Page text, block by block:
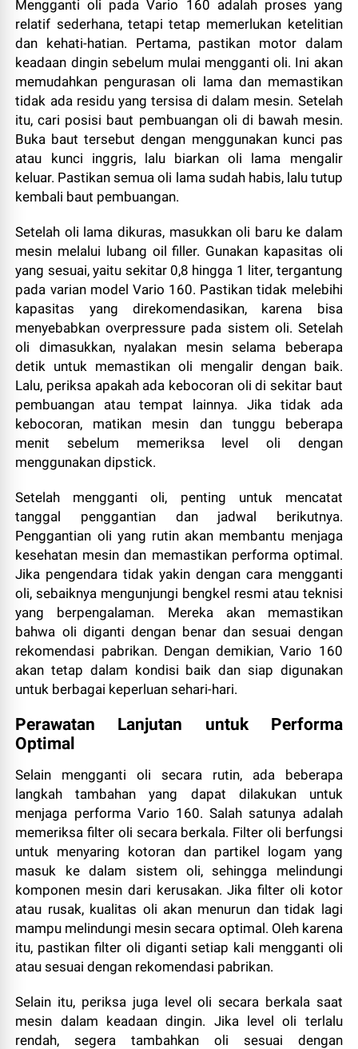
Mengganti oli pada Vario 160 adalah proses yang
relatif sederhana, tetapi tetap memerlukan ketelitian
dan kehati-hatian. Pertama, pastikan motor dalam
keadaan dingin sebelum mulai mengganti oli. Ini akan
memudahkan pengurasan oli lama dan memastikan
tidak ada residu yang tersisa di dalam mesin. Setelah
itu, cari posisi baut pembuangan oli di bawah mesin.
Buka baut tersebut dengan menggunakan kunci pas
atau kunci inggris, lalu biarkan oli lama mengalir
keluar. Pastikan semua oli lama sudah habis, lalu tutup
kembali baut pembuangan.
Setelah oli lama dikuras, masukkan oli baru ke dalam
mesin melalui lubang oil filler. Gunakan kapasitas oli
yang sesuai, yaitu sekitar 0,8 hingga 1 liter, tergantung
pada varian model Vario 160. Pastikan tidak melebihi
kapasitas yang direkomendasikan, karena bisa
menyebabkan overpressure pada sistem oli. Setelah
oli dimasukkan, nyalakan mesin selama beberapa
detik untuk memastikan oli mengalir dengan baik.
Lalu, periksa apakah ada kebocoran oli di sekitar baut
pembuangan atau tempat lainnya. Jika tidak ada
kebocoran, matikan mesin dan tunggu beberapa
menit sebelum memeriksa level oli dengan
menggunakan dipstick.
Setelah mengganti oli, penting untuk mencatat
tanggal penggantian dan jadwal berikutnya.
Penggantian oli yang rutin akan membantu menjaga
kesehatan mesin dan memastikan performa optimal.
Jika pengendara tidak yakin dengan cara mengganti
oli, sebaiknya mengunjungi bengkel resmi atau teknisi
yang berpengalaman. Mereka akan memastikan
bahwa oli diganti dengan benar dan sesuai dengan
rekomendasi pabrikan. Dengan demikian, Vario 160
akan tetap dalam kondisi baik dan siap digunakan
untuk berbagai keperluan sehari-hari.
Perawatan Lanjutan untuk Performa
Optimal
Selain mengganti oli secara rutin, ada beberapa
langkah tambahan yang dapat dilakukan untuk
menjaga performa Vario 160. Salah satunya adalah
memeriksa filter oli secara berkala. Filter oli berfungsi
untuk menyaring kotoran dan partikel logam yang
masuk ke dalam sistem oli, sehingga melindungi
komponen mesin dari kerusakan. Jika filter oli kotor
atau rusak, kualitas oli akan menurun dan tidak lagi
mampu melindungi mesin secara optimal. Oleh karena
itu, pastikan filter oli diganti setiap kali mengganti oli
atau sesuai dengan rekomendasi pabrikan.
Selain itu, periksa juga level oli secara berkala saat
mesin dalam keadaan dingin. Jika level oli terlalu
rendah, segera tambahkan oli sesuai dengan